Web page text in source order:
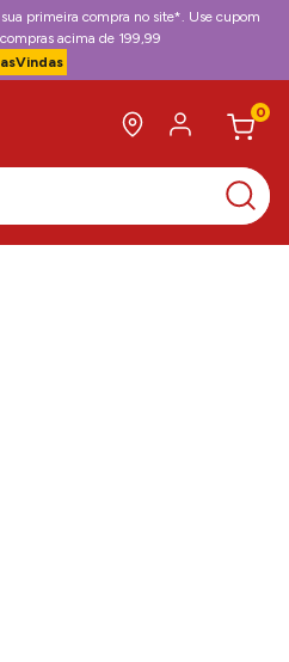
primeira compra no site*. Use cupom
acima de 199,99
0